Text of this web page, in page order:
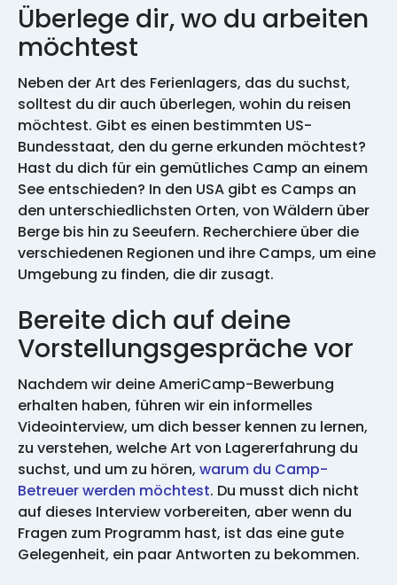
Überlege dir, wo du arbeiten
möchtest
Neben der Art des Ferienlagers, das du suchst,
solltest du dir auch überlegen, wohin du reisen
möchtest. Gibt es einen bestimmten US-
Bundesstaat, den du gerne erkunden möchtest?
Hast du dich für ein gemütliches Camp an einem
See entschieden? In den USA gibt es Camps an
den unterschiedlichsten Orten, von Wäldern über
Berge bis hin zu Seeufern. Recherchiere über die
verschiedenen Regionen und ihre Camps, um eine
Umgebung zu finden, die dir zusagt.
Bereite dich auf deine
Vorstellungsgespräche vor
Nachdem wir deine AmeriCamp-Bewerbung
erhalten haben, führen wir ein informelles
Videointerview, um dich besser kennen zu lernen,
zu verstehen, welche Art von Lagererfahrung du
suchst, und um zu hören, warum du Camp-
Betreuer werden möchtest. Du musst dich nicht
auf dieses Interview vorbereiten, aber wenn du
Fragen zum Programm hast, ist das eine gute
Gelegenheit, ein paar Antworten zu bekommen.